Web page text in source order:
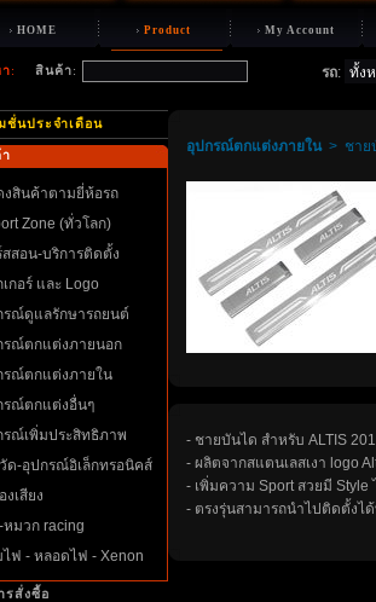
HOME Product My Account
: สินค้า: รถ:
นประจำเดือน
สินค้าตามยี่ห้อรถ
Zone (ทั่วโลก)
สสอน-บริการติดตั้ง
กอร์ และ Logo
รณ์ดูแลรักษารถยนต์
รณ์ตกแต่งภายนอก
รณ์ตกแต่งภายใน
รณ์ตกแต่งอื่นๆ
รณ์เพิ่มประสิทธิภาพ
วัด-อุปกรณ์อิเล็กทรอนิคส์
งเสียง
หมวก racing
ฟ - หลอดไฟ - Xenon
รสั่งซื้อ
อุปกรณ์ตกแต่งภายใน> ชาย
- ชายบันได สำหรับ ALTIS
- ผลิตจากสแตนเลสเงา logo
- เพิ่มความ Sport สวยมี Style
- ตรงรุ่นสามารถนำไปติดตั้งไ